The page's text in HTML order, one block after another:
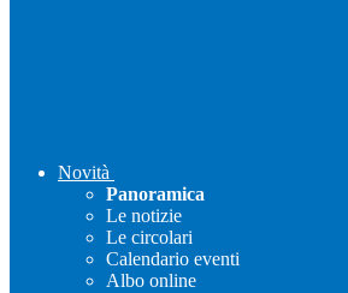
Novità
Panoramica
Le notizie
Le circolari
Calendario eventi
Albo online